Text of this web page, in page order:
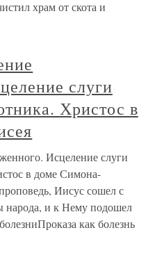
храм от скота и
слуги
Христос в
Исцеление слуги
в доме Симона-
Иисус сошел с
народа, и к Нему подошел
как болезнь